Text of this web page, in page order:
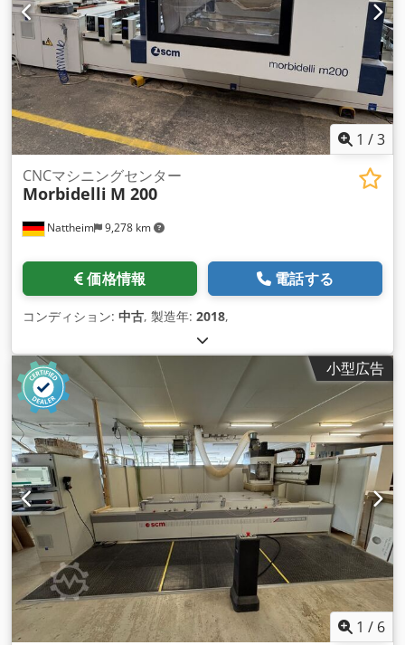
1 /3
Nattheim 9,278 km
CNCマシニングセンター
Morbidelli M 200
価格情報 電話する
コンディション: 中古, 製造年: 2018,
小型広告
1 / 6